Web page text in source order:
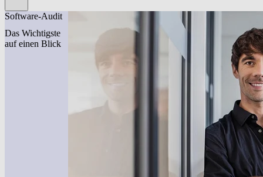
Software-Audit
Das Wichtigste
auf einen Blick